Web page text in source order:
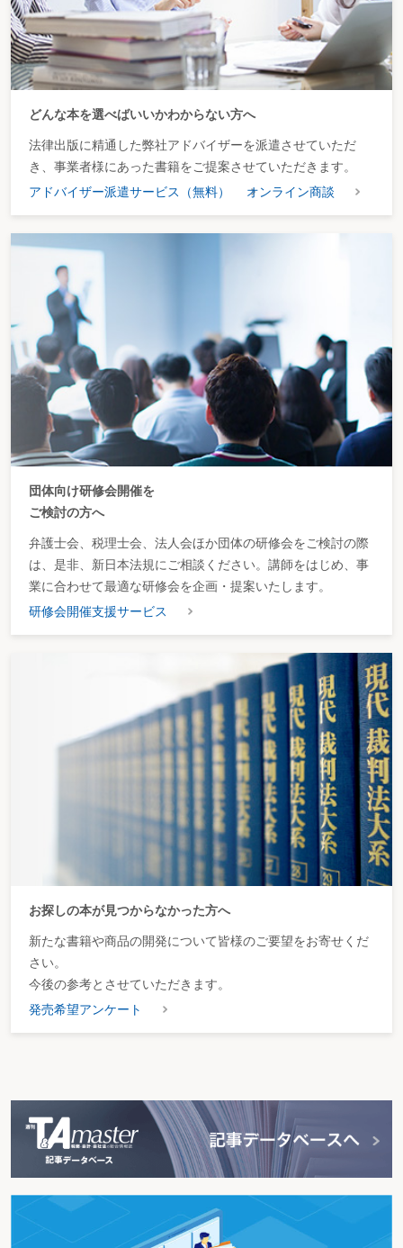
どんな本を選べばいいかわからない方へ
法律出版に精通した弊社アドバイザーを派遣させていただ
き、事業者様にあった書籍をご提案させていただきます。
アドバイザー派遣サービス（無料）
オンライン商談
団体向け研修会開催を
ご検討の方へ
弁護士会、税理士会、法人会ほか団体の研修会をご検討の際
は、是非、新日本法規にご相談ください。講師をはじめ、事
業に合わせて最適な研修会を企画・提案いたします。
研修会開催支援サービス
お探しの本が見つからなかった方へ
新たな書籍や商品の開発について皆様のご要望をお寄せくだ
さい。
今後の参考とさせていただきます。
発売希望アンケート